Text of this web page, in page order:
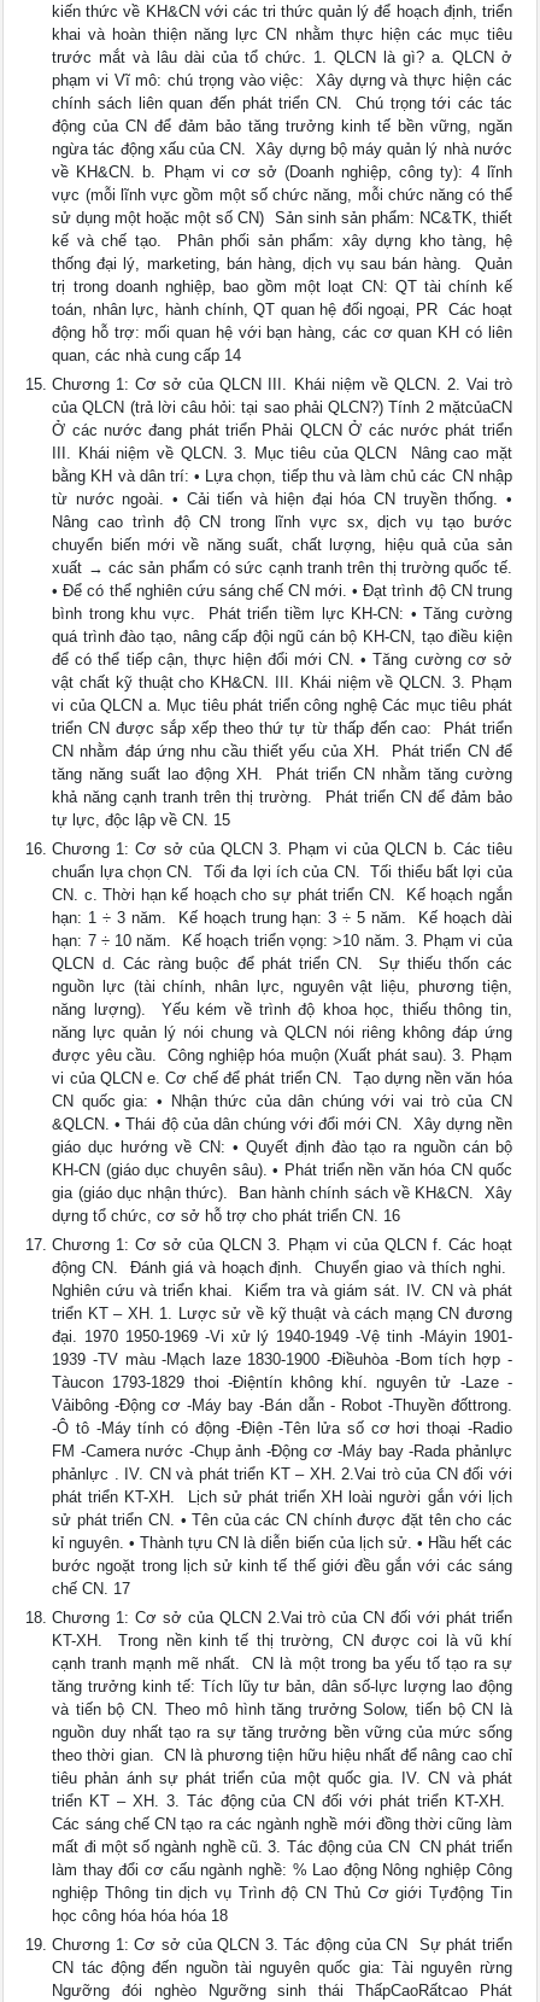
kiến thức về KH&CN với các tri thức quản lý để hoạch định, triển
khai và hoàn thiện năng lực CN nhằm thực hiện các mục tiêu
trước mắt và lâu dài của tổ chức. 1. QLCN là gì? a. QLCN ở
phạm vi Vĩ mô: chú trọng vào việc:  Xây dựng và thực hiện các
chính sách liên quan đến phát triển CN.  Chú trọng tới các tác
động của CN để đảm bảo tăng trưởng kinh tế bền vững, ngăn
ngừa tác động xấu của CN.  Xây dựng bộ máy quản lý nhà nước
về KH&CN. b. Phạm vi cơ sở (Doanh nghiệp, công ty): 4 lĩnh
vực (mỗi lĩnh vực gồm một số chức năng, mỗi chức năng có thể
sử dụng một hoặc một số CN)  Sản sinh sản phẩm: NC&TK, thiết
kế và chế tạo.  Phân phối sản phẩm: xây dựng kho tàng, hệ
thống đại lý, marketing, bán hàng, dịch vụ sau bán hàng.  Quản
trị trong doanh nghiệp, bao gồm một loạt CN: QT tài chính kế
toán, nhân lực, hành chính, QT quan hệ đối ngoại, PR  Các hoạt
động hỗ trợ: mối quan hệ với bạn hàng, các cơ quan KH có liên
quan, các nhà cung cấp 14
Chương 1: Cơ sở của QLCN III. Khái niệm về QLCN. 2. Vai trò
của QLCN (trả lời câu hỏi: tại sao phải QLCN?) Tính 2 mặtcủaCN
Ở các nước đang phát triển Phải QLCN Ở các nước phát triển
III. Khái niệm về QLCN. 3. Mục tiêu của QLCN  Nâng cao mặt
bằng KH và dân trí: • Lựa chọn, tiếp thu và làm chủ các CN nhập
từ nước ngoài. • Cải tiến và hiện đại hóa CN truyền thống. •
Nâng cao trình độ CN trong lĩnh vực sx, dịch vụ tạo bước
chuyển biến mới về năng suất, chất lượng, hiệu quả của sản
xuất → các sản phẩm có sức cạnh tranh trên thị trường quốc tế.
• Để có thể nghiên cứu sáng chế CN mới. • Đạt trình độ CN trung
bình trong khu vực.  Phát triển tiềm lực KH-CN: • Tăng cường
quá trình đào tạo, nâng cấp đội ngũ cán bộ KH-CN, tạo điều kiện
để có thể tiếp cận, thực hiện đổi mới CN. • Tăng cường cơ sở
vật chất kỹ thuật cho KH&CN. III. Khái niệm về QLCN. 3. Phạm
vi của QLCN a. Mục tiêu phát triển công nghệ Các mục tiêu phát
triển CN được sắp xếp theo thứ tự từ thấp đến cao:  Phát triển
CN nhằm đáp ứng nhu cầu thiết yếu của XH.  Phát triển CN để
tăng năng suất lao động XH.  Phát triển CN nhằm tăng cường
khả năng cạnh tranh trên thị trường.  Phát triển CN để đảm bảo
tự lực, độc lập về CN. 15
Chương 1: Cơ sở của QLCN 3. Phạm vi của QLCN b. Các tiêu
chuẩn lựa chọn CN.  Tối đa lợi ích của CN.  Tối thiểu bất lợi của
CN. c. Thời hạn kế hoạch cho sự phát triển CN.  Kế hoạch ngắn
hạn: 1 ÷ 3 năm.  Kế hoạch trung hạn: 3 ÷ 5 năm.  Kế hoạch dài
hạn: 7 ÷ 10 năm.  Kế hoạch triển vọng: >10 năm. 3. Phạm vi của
QLCN d. Các ràng buộc để phát triển CN.  Sự thiếu thốn các
nguồn lực (tài chính, nhân lực, nguyên vật liệu, phương tiện,
năng lượng).  Yếu kém về trình độ khoa học, thiếu thông tin,
năng lực quản lý nói chung và QLCN nói riêng không đáp ứng
được yêu cầu.  Công nghiệp hóa muộn (Xuất phát sau). 3. Phạm
vi của QLCN e. Cơ chế để phát triển CN.  Tạo dựng nền văn hóa
CN quốc gia: • Nhận thức của dân chúng với vai trò của CN
&QLCN. • Thái độ của dân chúng với đổi mới CN.  Xây dựng nền
giáo dục hướng về CN: • Quyết định đào tạo ra nguồn cán bộ
KH-CN (giáo dục chuyên sâu). • Phát triển nền văn hóa CN quốc
gia (giáo dục nhận thức).  Ban hành chính sách về KH&CN.  Xây
dựng tổ chức, cơ sở hỗ trợ cho phát triển CN. 16
Chương 1: Cơ sở của QLCN 3. Phạm vi của QLCN f. Các hoạt
động CN.  Đánh giá và hoạch định.  Chuyển giao và thích nghi. 
Nghiên cứu và triển khai.  Kiểm tra và giám sát. IV. CN và phát
triển KT – XH. 1. Lược sử về kỹ thuật và cách mạng CN đương
đại. 1970 1950-1969 -Vi xử lý 1940-1949 -Vệ tinh -Máyin 1901-
1939 -TV màu -Mạch laze 1830-1900 -Điềuhòa -Bom tích hợp -
Tàucon 1793-1829 thoi -Điệntín không khí. nguyên tử -Laze -
Vảibông -Động cơ -Máy bay -Bán dẫn - Robot -Thuyền đốttrong.
-Ô tô -Máy tính có động -Điện -Tên lửa số cơ hơi thoại -Radio
FM -Camera nước -Chụp ảnh -Động cơ -Máy bay -Rada phảnlực
phảnlực . IV. CN và phát triển KT – XH. 2.Vai trò của CN đối với
phát triển KT-XH.  Lịch sử phát triển XH loài người gắn với lịch
sử phát triển CN. • Tên của các CN chính được đặt tên cho các
kỉ nguyên. • Thành tựu CN là diễn biến của lịch sử. • Hầu hết các
bước ngoặt trong lịch sử kinh tế thế giới đều gắn với các sáng
chế CN. 17
Chương 1: Cơ sở của QLCN 2.Vai trò của CN đối với phát triển
KT-XH.  Trong nền kinh tế thị trường, CN được coi là vũ khí
cạnh tranh mạnh mẽ nhất.  CN là một trong ba yếu tố tạo ra sự
tăng trưởng kinh tế: Tích lũy tư bản, dân số-lực lượng lao động
và tiến bộ CN. Theo mô hình tăng trưởng Solow, tiến bộ CN là
nguồn duy nhất tạo ra sự tăng trưởng bền vững của mức sống
theo thời gian.  CN là phương tiện hữu hiệu nhất để nâng cao chỉ
tiêu phản ánh sự phát triển của một quốc gia. IV. CN và phát
triển KT – XH. 3. Tác động của CN đối với phát triển KT-XH. 
Các sáng chế CN tạo ra các ngành nghề mới đồng thời cũng làm
mất đi một số ngành nghề cũ. 3. Tác động của CN  CN phát triển
làm thay đổi cơ cấu ngành nghề: % Lao động Nông nghiệp Công
nghiệp Thông tin dịch vụ Trình độ CN Thủ Cơ giới Tựđộng Tin
học công hóa hóa hóa 18
Chương 1: Cơ sở của QLCN 3. Tác động của CN  Sự phát triển
CN tác động đến nguồn tài nguyên quốc gia: Tài nguyên rừng
Ngưỡng đói nghèo Ngưỡng sinh thái ThấpCaoRấtcao Phát